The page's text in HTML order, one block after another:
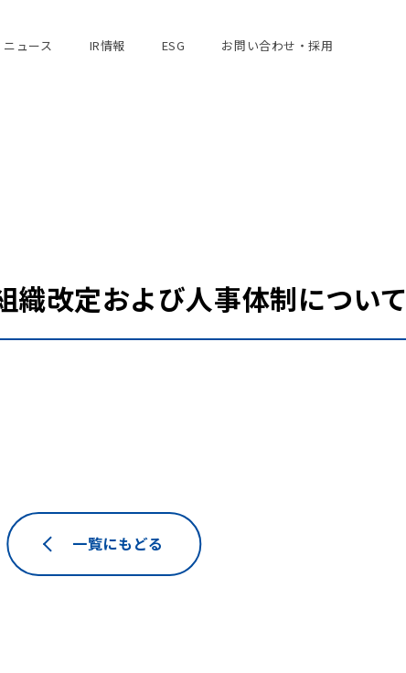
ニュース IR情報 ESG お問い合わせ・採用
改定および人事体制について
一覧にもどる